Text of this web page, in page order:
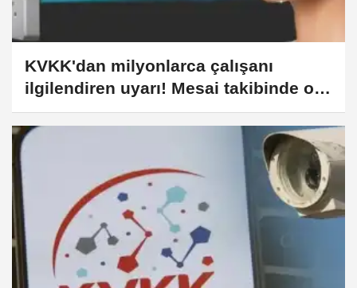
KVKK'dan milyonlarca çalışanı
ilgilendiren uyarı! Mesai takibinde o
uygulamalar kullanılamaz!